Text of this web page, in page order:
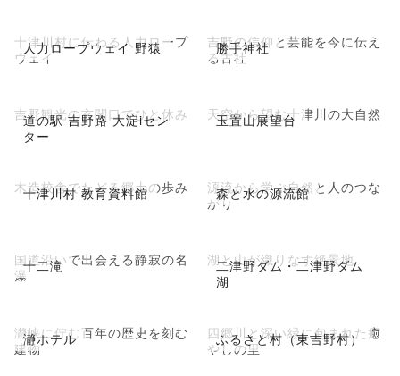
人力ロープウェイ 野猿
十津川村に伝わる人力ロープ
ウェイ
勝手神社
吉野の信仰と芸能を今に伝え
る古社
道の駅 吉野路 大淀iセン
ター
吉野観光の玄関口でひと休み 玉置山展望台
天空から望む十津川の大自然
十津川村 教育資料館
木造校舎でたどる郷土の歩み 森と水の源流館
源流から学ぶ自然と人のつな
がり
十二滝
国道沿いで出会える静寂の名
瀑
二津野ダム・二津野ダム
湖
湖と山が織りなす絶景地
瀞ホテル
瀞峡に佇む百年の歴史を刻む
建物
ふるさと村（東吉野村）
四郷川と深い緑に包まれた癒
やしの里